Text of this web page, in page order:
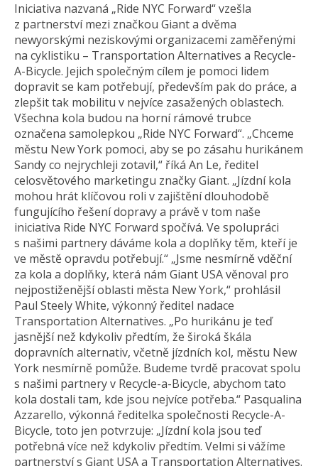
Iniciativa nazvaná „Ride NYC Forward“ vzešla
z partnerství mezi značkou Giant a dvěma
newyorskými neziskovými organizacemi zaměřenými
na cyklistiku – Transportation Alternatives a Recycle-
A-Bicycle. Jejich společným cílem je pomoci lidem
dopravit se kam potřebují, především pak do práce, a
zlepšit tak mobilitu v nejvíce zasažených oblastech.
Všechna kola budou na horní rámové trubce
označena samolepkou „Ride NYC Forward“. „Chceme
městu New York pomoci, aby se po zásahu hurikánem
Sandy co nejrychleji zotavil,“ říká An Le, ředitel
celosvětového marketingu značky Giant. „Jízdní kola
mohou hrát klíčovou roli v zajištění dlouhodobě
fungujícího řešení dopravy a právě v tom naše
iniciativa Ride NYC Forward spočívá. Ve spolupráci
s našimi partnery dáváme kola a doplňky těm, kteří je
ve městě opravdu potřebují.“ „Jsme nesmírně vděční
za kola a doplňky, která nám Giant USA věnoval pro
nejpostiženější oblasti města New York,“ prohlásil
Paul Steely White, výkonný ředitel nadace
Transportation Alternatives. „Po hurikánu je teď
jasnější než kdykoliv předtím, že široká škála
dopravních alternativ, včetně jízdních kol, městu New
York nesmírně pomůže. Budeme tvrdě pracovat spolu
s našimi partnery v Recycle-a-Bicycle, abychom tato
kola dostali tam, kde jsou nejvíce potřeba.“ Pasqualina
Azzarello, výkonná ředitelka společnosti Recycle-A-
Bicycle, toto jen potvrzuje: „Jízdní kola jsou teď
potřebná více než kdykoliv předtím. Velmi si vážíme
partnerství s Giant USA a Transportation Alternatives.